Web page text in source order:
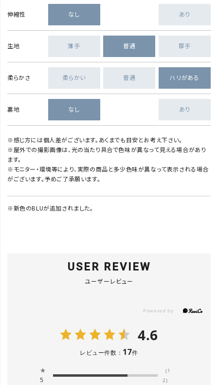
伸縮性 なし あり
生地 薄手 普通 厚手
柔らかさ 柔らかい 普通 ハリがある
裏地 なし あり
※感じ方には個人差がございます。あくまでも目安とお考え下さい。
※屋外での撮影画像は、光の当たり具合で色味が異なって見える場合があり
ます。
※モニター・環境等により、実際の商品と多少色味が異なって表示される場合
がございます。予めご了承願います。
※新色のBLUが追加されました。
USER REVIEW
ユーザーレビュー
4.6
レビュー件数： 17件
★
5
(1
2)